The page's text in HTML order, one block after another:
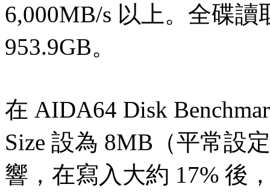
6,000MB/s 以上。全碟
953.9GB。
在 AIDA64 Disk
Size 設為 8MB（平常設
響，在寫入大約 17% 後